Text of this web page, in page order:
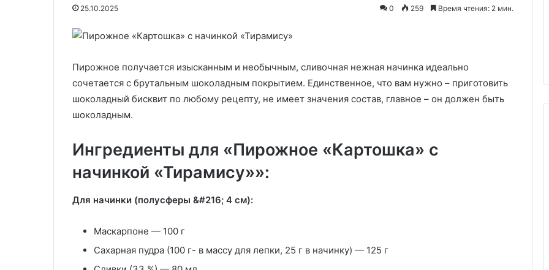
25.10.2025 0 259 Время чтения: 2 мин.
Пирожное получается изысканным и необычным, сливочная нежная начинка идеально
сочетается с брутальным шоколадным покрытием. Единственное, что вам нужно – приготовить
шоколадный бисквит по любому рецепту, не имеет значения состав, главное – он должен быть
шоколадным.
Ингредиенты для «Пирожное «Картошка» с
начинкой «Тирамису»»:
Для начинки (полусферы &#216; 4 см):
Маскарпоне — 100 г
Сахарная пудра (100 г- в массу для лепки, 25 г в начинку) — 125 г
Курица с овощами в соусе Том
Постный борщ с квашеной